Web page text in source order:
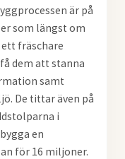
är på
som längst om
ett fräschare
dem att stanna
samt
De tittar även på
i
en
för 16 miljoner.